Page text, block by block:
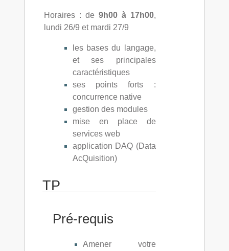
Horaires : de 9h00 à 17h00,
lundi 26/9 et mardi 27/9
les bases du langage,
et ses principales
caractéristiques
ses points forts :
concurrence native
gestion des modules
mise en place de
services web
application DAQ (Data
AcQuisition)
TP
Pré-requis
Amener votre